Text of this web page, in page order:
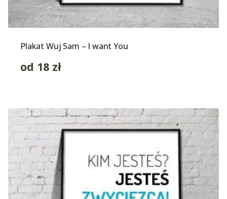
Plakat Wuj Sam – I want You
od 18 zł